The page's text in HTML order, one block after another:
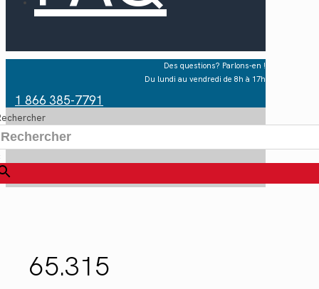
Des questions? Parlons-en !
Du lundi au vendredi de 8h à 17h
1 866 385-7791
65.315